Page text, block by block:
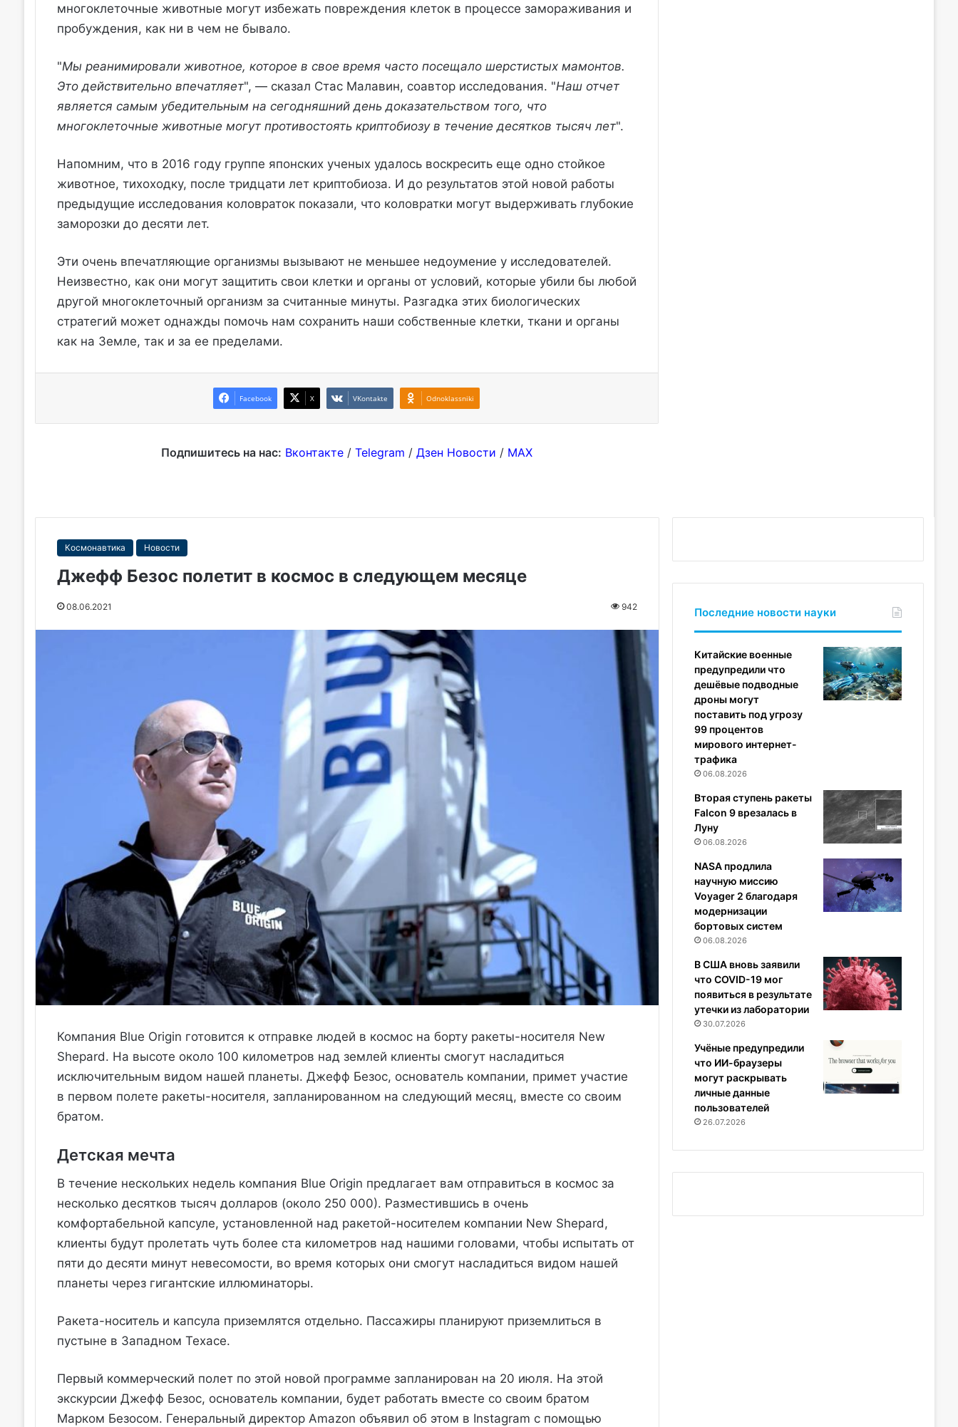
многоклеточные животные могут избежать повреждения клеток в процессе замораживания и
пробуждения, как ни в чем не бывало.
"Мы реанимировали животное, которое в свое время часто посещало шерстистых мамонтов.
Это действительно впечатляет", — сказал Стас Малавин, соавтор исследования. "Наш отчет
является самым убедительным на сегодняшний день доказательством того, что
многоклеточные животные могут противостоять криптобиозу в течение десятков тысяч лет".
Напомним, что в 2016 году группе японских ученых удалось воскресить еще одно стойкое
животное, тихоходку, после тридцати лет криптобиоза. И до результатов этой новой работы
предыдущие исследования коловраток показали, что коловратки могут выдерживать глубокие
заморозки до десяти лет.
Эти очень впечатляющие организмы вызывают не меньшее недоумение у исследователей.
Неизвестно, как они могут защитить свои клетки и органы от условий, которые убили бы любой
другой многоклеточный организм за считанные минуты. Разгадка этих биологических
стратегий может однажды помочь нам сохранить наши собственные клетки, ткани и органы
как на Земле, так и за ее пределами.
Facebook X VKontakte Odnoklassniki
Подпишитесь на нас: Вконтакте/ Telegram / Дзен Новости / MAX